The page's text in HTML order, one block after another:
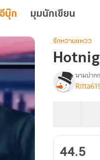
อีบุ๊ก มุมนักเขียน
รักหวานแหวว
เรื่องHot
night
นามปาก
44.5